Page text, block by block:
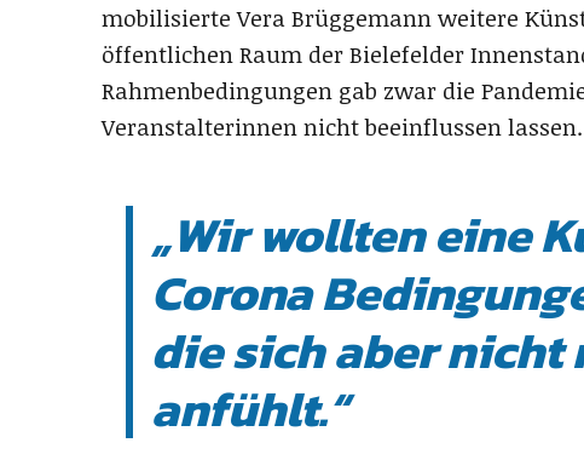
mobilisierte Vera Brüggemann weitere
öffentlichen Raum der Bielefelder
Rahmenbedingungen gab zwar die
Veranstalterinnen nicht beeinflussen lassen.
„Wir wollten eine
Corona
die sich aber nicht
anfühlt.“